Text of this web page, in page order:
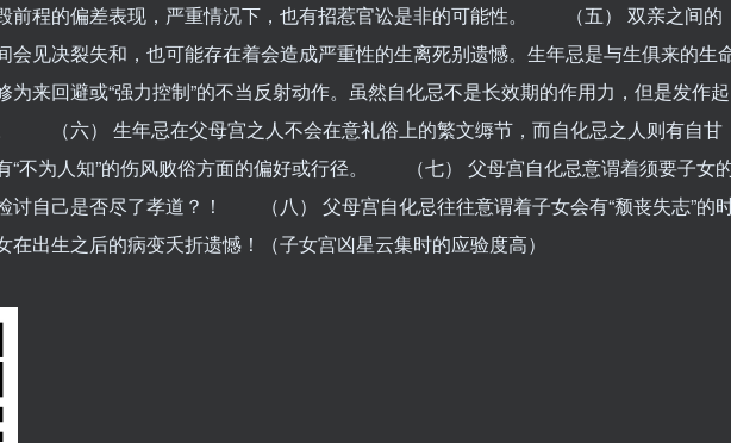
前程的偏差表现，严重情况下，也有招惹官讼是非的可能性。 （五） 双亲之间的
会见决裂失和，也可能存在着会造成严重性的生离死别遗憾。生年忌是与生俱来的生
为来回避或“强力控制”的不当反射动作。虽然自化忌不是长效期的作用力，但是发作起
（六） 生年忌在父母宫之人不会在意礼俗上的繁文缛节，而自化忌之人则有自甘
“不为人知”的伤风败俗方面的偏好或行径。 （七） 父母宫自化忌意谓着须要子女
讨自己是否尽了孝道？！ （八） 父母宫自化忌往往意谓着子女会有“颓丧失志”的
在出生之后的病变夭折遗憾！（子女宫凶星云集时的应验度高）